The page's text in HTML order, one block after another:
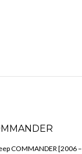
COMMANDER [2006 –